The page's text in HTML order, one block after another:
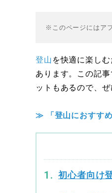
※このページにはア
登山 を快適に楽し
あります。この記
ットもあるので、ぜ
≫ 「登山におすす
初心者向け